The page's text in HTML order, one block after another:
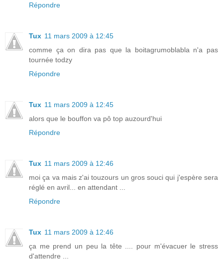
Répondre
Tux 11 mars 2009 à 12:45
comme ça on dira pas que la boitagrumoblabla n'a pas
tournée todzy
Répondre
Tux 11 mars 2009 à 12:45
alors que le bouffon va pô top auzourd'hui
Répondre
Tux 11 mars 2009 à 12:46
moi ça va mais z'ai touzours un gros souci qui j'espère sera
réglé en avril... en attendant ...
Répondre
Tux 11 mars 2009 à 12:46
ça me prend un peu la tête .... pour m'évacuer le stress
d'attendre ...